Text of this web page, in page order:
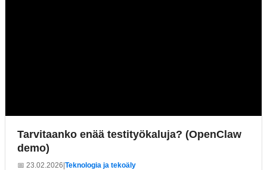
Tarvitaanko enää testityökaluja? (OpenClaw
demo)
📅 23.02.2026|Teknologia ja tekoäly